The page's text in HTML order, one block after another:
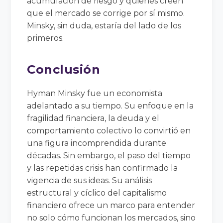
que el mercado se corrige por sí mismo.
Minsky, sin duda, estaría del lado de los
primeros.
Conclusión
Hyman Minsky fue un economista
adelantado a su tiempo. Su enfoque en la
fragilidad financiera, la deuda y el
comportamiento colectivo lo convirtió en
una figura incomprendida durante
décadas. Sin embargo, el paso del tiempo
y las repetidas crisis han confirmado la
vigencia de sus ideas. Su análisis
estructural y cíclico del capitalismo
financiero ofrece un marco para entender
no solo cómo funcionan los mercados, sino